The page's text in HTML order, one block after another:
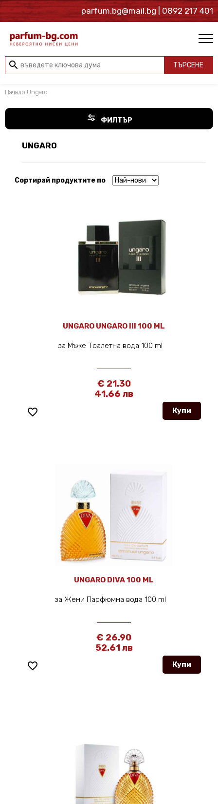
parfum.bg@mail.bg | 0892 217 401
search ТЪРСЕНЕ
Начало Ungaro
ФИЛТЪР
UNGARO
Сортирай продуктите по
favorite_border
UNGARO UNGARO ІІI 100 ML
за Мъже Тоалетна вода 100 ml
€ 21.30
41.66 лв
Купи
favorite_border
UNGARO DIVA 100 ML
за Жени Парфюмна вода 100 ml
€ 26.90
52.61 лв
Купи